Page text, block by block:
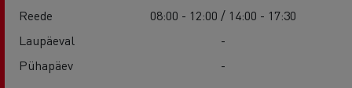
Reede
08:00 - 12:00 / 14:00 - 17:30
Laupäeval
-
Pühapäev
-